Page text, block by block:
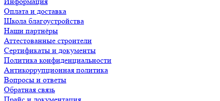
Оплата и доставка
Школа благоустройства
Наши партнёры
Аттестованные строители
Сертификаты и документы
Политика конфиденциальности
Антикоррупционная политика
Вопросы и ответы
Обратная связь